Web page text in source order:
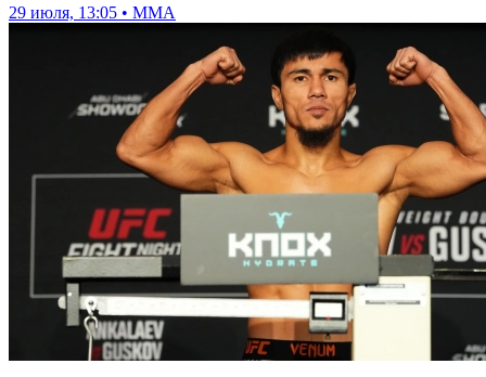
29 июля, 13:05 • ММА